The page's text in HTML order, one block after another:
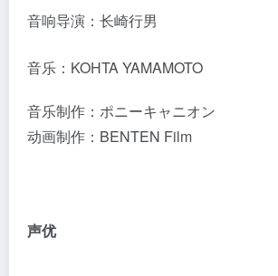
音响导演：长崎行男
音乐：KOHTA YAMAMOTO
音乐制作：ポニーキャニオン
动画制作：BENTEN Film
声优